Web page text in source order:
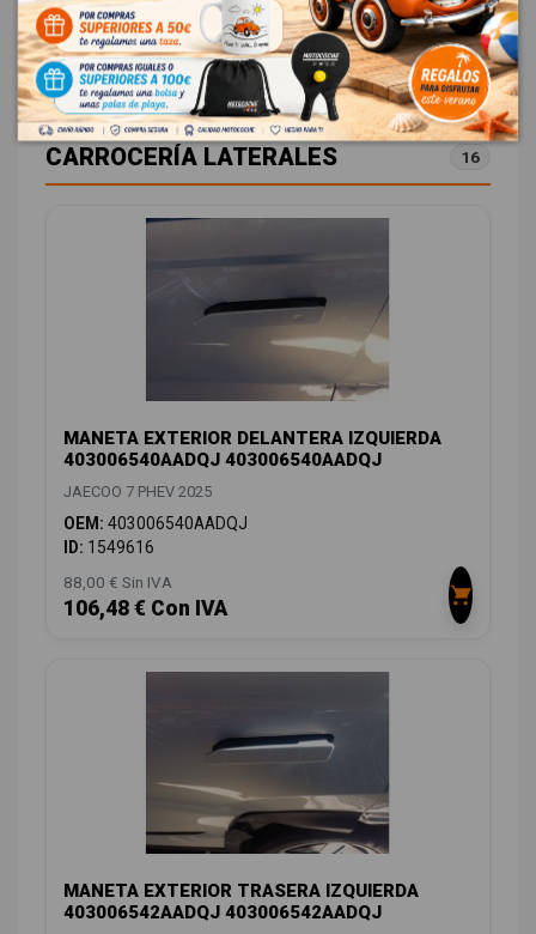
36,00 € Sin IVA
43,56 € Con IVA
CARROCERÍA LATERALES 16
MANETA EXTERIOR DELANTERA IZQUIERDA
403006540AADQJ 403006540AADQJ
JAECOO 7 PHEV 2025
OEM: 403006540AADQJ
ID: 1549616
88,00 € Sin IVA
106,48 € Con IVA
MANETA EXTERIOR TRASERA IZQUIERDA
403006542AADQJ 403006542AADQJ